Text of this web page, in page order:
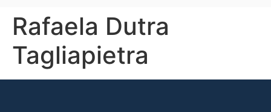
Rafaela Dutra
Tagliapietra